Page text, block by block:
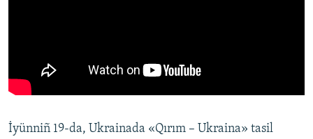
İyünniñ 19-da, Ukrainada «Qırım – Ukraina» tasil